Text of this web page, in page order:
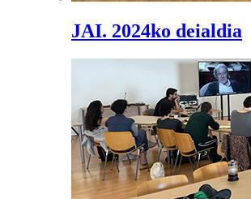
JAI. 2024ko deialdia